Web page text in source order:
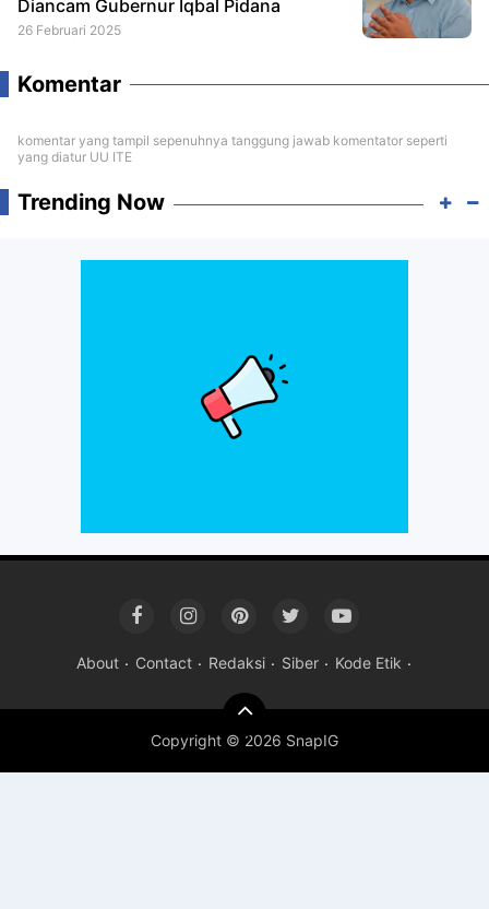
Diancam Gubernur Iqbal Pidana
26 Februari 2025
Komentar
komentar yang tampil sepenuhnya tanggung jawab komentator seperti
yang diatur UU ITE
Trending Now
About Contact Redaksi Siber Kode Etik
Copyright © 2026 SnapIG